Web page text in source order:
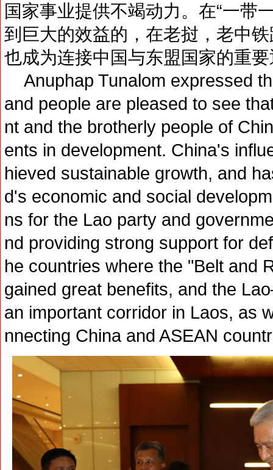
国家事业提供不竭动力。在“一带
到巨大的效益的，在老挝，老中
也成为连接中国与东盟国家的重
Anuphap Tunalom expressed
and people are pleased to see
nt and the brotherly people of
ents in development. China's
hieved sustainable growth, and
d's economic and social
ns for the Lao party and
nd providing strong support for
he countries where the "Belt and
gained great benefits, and the
an important corridor in Laos, as
nnecting China and ASEAN